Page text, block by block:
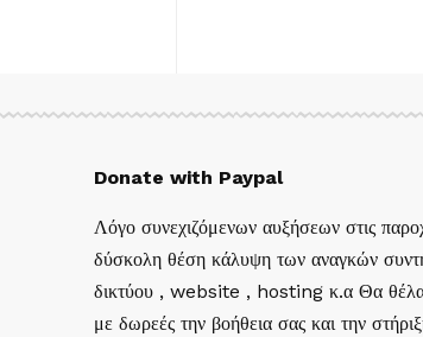
Donate with Paypal
Λόγο συνεχιζόμενων αυξήσεων στις
δύσκολη θέση κάλυψη των αναγκών
δικτύου , website , hosting κ.α Θα
με δωρεές την βοήθεια σας και την